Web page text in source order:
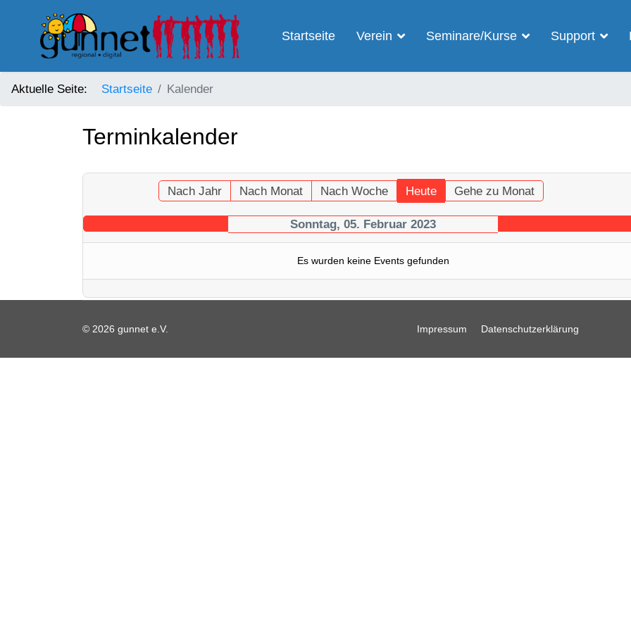
Startseite Verein Seminare/Kurse Support
Aktuelle Seite: Startseite Kalender
Terminkalender
Nach Jahr Nach Monat Nach Woche Heute Gehe zu Monat
Sonntag, 05. Februar 2023
Es wurden keine Events gefunden
© 2026 gunnet e.V. Impressum Datenschutzerklärung